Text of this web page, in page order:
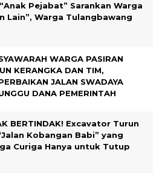
“Anak Pejabat” Sarankan Warga
Lain”, Warga Tulangbawang
WARGA PASIRAN
KERANGKA DAN TIM,
JALAN SWADAYA
DANA PEMERINTAH
BERTINDAK! Excavator Turun
Kobangan Babi” yang
Curiga Hanya untuk Tutup